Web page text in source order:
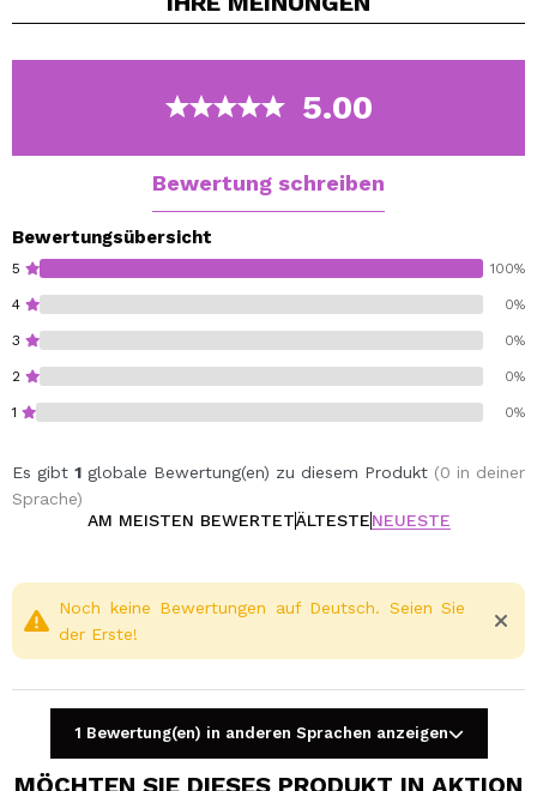
Anwendung: Tragen Sie das Pigment mit einem Pinsel
oder direkt mit dem Finger auf den glitter glue auf, mit
kleinen Berührungen, damit der Glitzer haftet.
5.00
Bewertung schreiben
Bewertungsübersicht
5 100%
4 0%
3 0%
2 0%
1 0%
Es gibt 1 globale Bewertung(en) zu diesem Produkt (0 in deiner
Sprache)
AM MEISTEN BEWERTETÄLTESTENEUESTE
Noch keine Bewertungen auf Deutsch. Seien Sie
der Erste!
1 Bewertung(en) in anderen Sprachen anzeigen
MÖCHTEN SIE DIESES PRODUKT IN AKTION